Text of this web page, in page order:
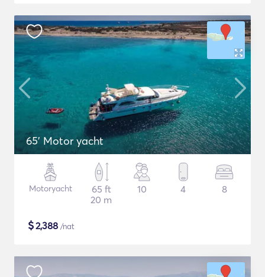
65' Motor yacht
Motoryacht
65 ft
20 m
10 4 8
$2,388 /nat